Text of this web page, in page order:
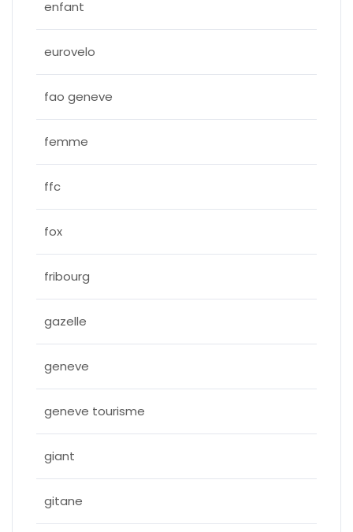
enfant
eurovelo
fao geneve
femme
ffc
fox
fribourg
gazelle
geneve
geneve tourisme
giant
gitane